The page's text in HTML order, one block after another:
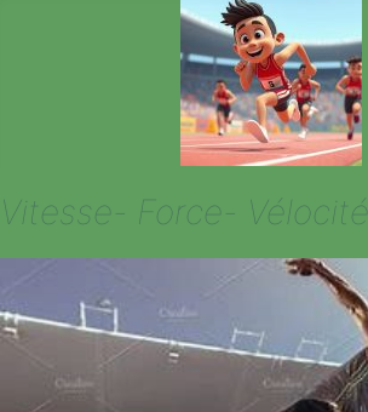
Vitesse- Force- Vélocité